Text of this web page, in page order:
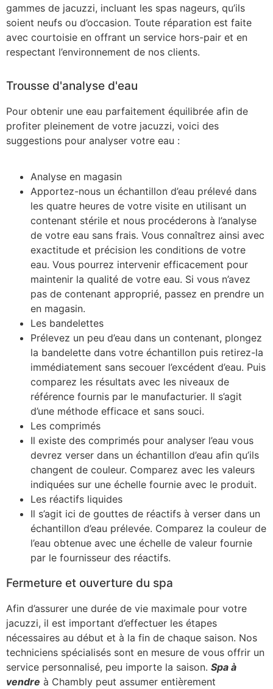
gammes de jacuzzi, incluant les spas nageurs, qu’ils
soient neufs ou d’occasion. Toute réparation est faite
avec courtoisie en offrant un service hors-pair et en
respectant l’environnement de nos clients.
Trousse d'analyse d'eau
Pour obtenir une eau parfaitement équilibrée afin de
profiter pleinement de votre jacuzzi, voici des
suggestions pour analyser votre eau :
Analyse en magasin
Apportez-nous un échantillon d’eau prélevé dans
les quatre heures de votre visite en utilisant un
contenant stérile et nous procéderons à l’analyse
de votre eau sans frais. Vous connaîtrez ainsi avec
exactitude et précision les conditions de votre
eau. Vous pourrez intervenir efficacement pour
maintenir la qualité de votre eau. Si vous n’avez
pas de contenant approprié, passez en prendre un
en magasin.
Les bandelettes
Prélevez un peu d’eau dans un contenant, plongez
la bandelette dans votre échantillon puis retirez-la
immédiatement sans secouer l’excédent d’eau. Puis
comparez les résultats avec les niveaux de
référence fournis par le manufacturier. Il s’agit
d’une méthode efficace et sans souci.
Les comprimés
Il existe des comprimés pour analyser l’eau vous
devrez verser dans un échantillon d’eau afin qu’ils
changent de couleur. Comparez avec les valeurs
indiquées sur une échelle fournie avec le produit.
Les réactifs liquides
Il s’agit ici de gouttes de réactifs à verser dans un
échantillon d’eau prélevée. Comparez la couleur de
l’eau obtenue avec une échelle de valeur fournie
par le fournisseur des réactifs.
Fermeture et ouverture du spa
Afin d’assurer une durée de vie maximale pour votre
jacuzzi, il est important d’effectuer les étapes
nécessaires au début et à la fin de chaque saison. Nos
techniciens spécialisés sont en mesure de vous offrir un
service personnalisé, peu importe la saison. Spa à
vendre à Chambly peut assumer entièrement